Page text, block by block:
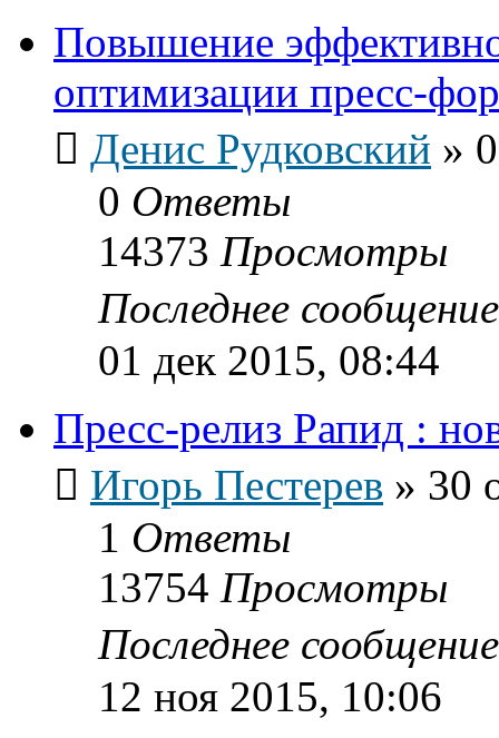
Повышение
оптимизации пресс-
Денис Рудковский »
0 Ответы
14373 Просмотры
Последнее
01 дек 2015, 08:44
Пресс-релиз Рапид :
Игорь Пестерев » 30
1 Ответы
13754 Просмотры
Последнее
12 ноя 2015, 10:06